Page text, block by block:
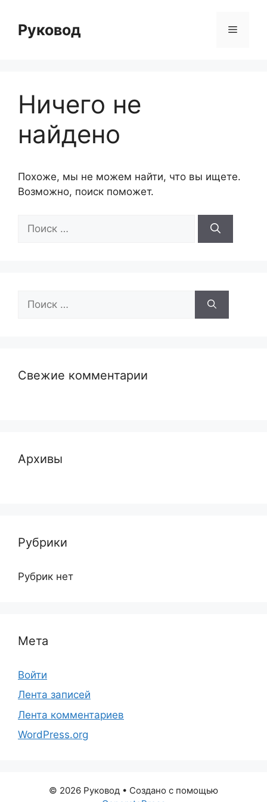
содержимому
Руковод Меню
Ничего не
найдено
Похоже, мы не можем найти, что вы ищете.
Возможно, поиск поможет.
Свежие комментарии
Архивы
Рубрики
Рубрик нет
Мета
Войти
Лента записей
Лента комментариев
WordPress.org
© 2026 Руковод • Создано с помощью